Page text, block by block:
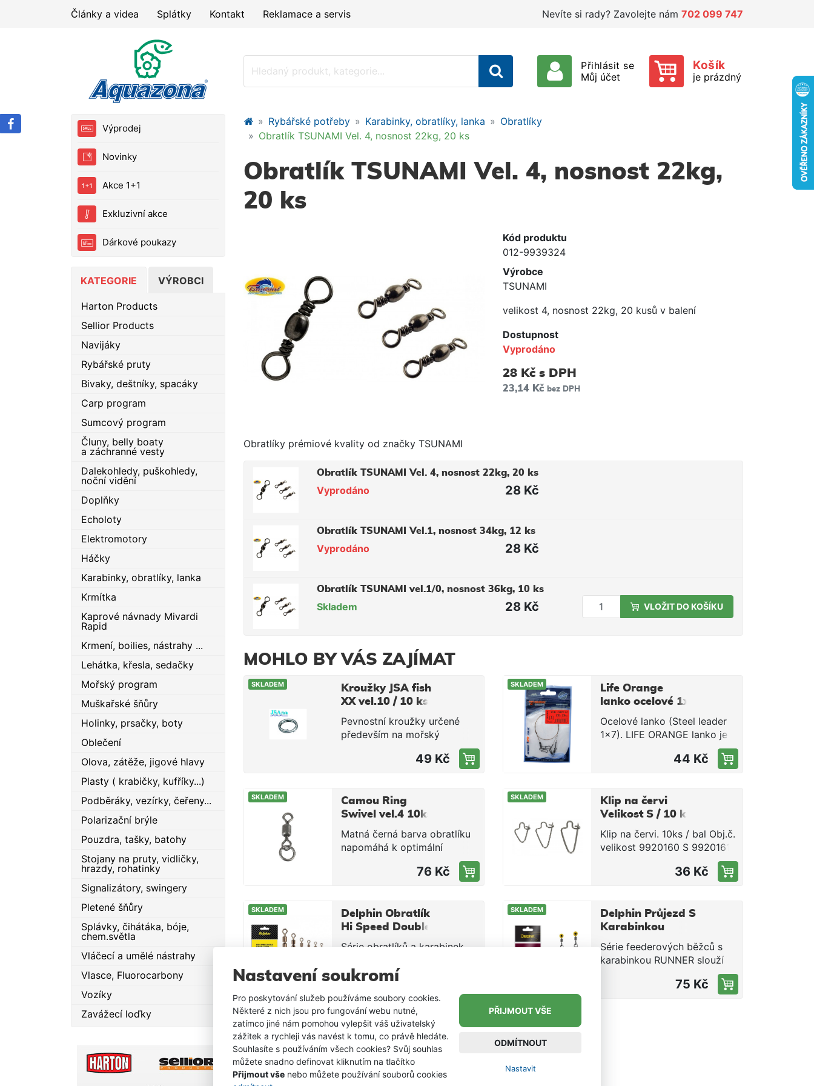
Nastavení soukromí
Pro poskytování služeb používáme soubory cookies.
Některé z nich jsou pro fungování webu nutné,
zatímco jiné nám pomohou vylepšit váš uživatelský
zážitek a rychleji vás navést k tomu, co právě hledáte.
Souhlasíte s používáním všech cookies? Svůj souhlas
můžete snadno definovat kliknutím na tlačítko
Přijmout vše nebo můžete používání souborů cookies
PŘIJMOUT VŠE
ODMÍTNOUT
Nastavit
Články a videa Splátky Kontakt Reklamace a servis Nevíte si rady? Zavolejte nám 702 099 747
Přihlásit se
Můj účet
Košík
je prázdný
Výprodej
Novinky
Akce 1+1
Exkluzivní akce
Dárkové poukazy
KATEGORIE VÝROBCI
Harton Products
Sellior Products
Navijáky
Rybářské pruty
Bivaky, deštníky, spacáky
Carp program
Sumcový program
Čluny, belly boaty
a záchranné vesty
Dalekohledy, puškohledy,
noční vidění
Doplňky
Echoloty
Elektromotory
Háčky
Karabinky, obratlíky, lanka
Krmítka
Kaprové návnady Mivardi
Rapid
Krmení, boilies, nástrahy ...
Lehátka, křesla, sedačky
Mořský program
Muškařské šňůry
Holinky, prsačky, boty
Oblečení
Olova, zátěže, jigové hlavy
Plasty ( krabičky, kufříky...)
Podběráky, vezírky, čeřeny...
Polarizační brýle
Pouzdra, tašky, batohy
Stojany na pruty, vidličky,
hrazdy, rohatinky
Signalizátory, swingery
Pletené šňůry
Splávky, čihátáka, bóje,
chem.světla
Vláčecí a umělé nástrahy
Vlasce, Fluorocarbony
Vozíky
Zavážecí loďky
Rybářské potřeby Karabinky, obratlíky, lanka
Obratlíky
Obratlík TSUNAMI Vel. 4, nosnost 22kg, 20 ks
Obratlík TSUNAMI Vel. 4, nosnost 22kg,
20 ks
Kód produktu
012-9939324
Výrobce
TSUNAMI
velikost 4, nosnost 22kg, 20 kusů v balení
Dostupnost
Vyprodáno
28 Kč s DPH
23,14 Kč bez DPH
Obratlíky prémiové kvality od značky TSUNAMI
Obratlík TSUNAMI Vel. 4, nosnost 22kg, 20 ks
Vyprodáno 28 Kč
Obratlík TSUNAMI Vel.1, nosnost 34kg, 12 ks
Vyprodáno 28 Kč
Obratlík TSUNAMI vel.1/0, nosnost 36kg, 10 ks
Skladem 28 Kč VLOŽIT DO KOŠÍKU
MOHLO BY VÁS ZAJÍMAT
SKLADEM
Kroužky JSA fish
XX vel.10 / 10 ks
balení
Pevnostní kroužky určené
především na mořský
naleznou i na našich vodách
Balení 10ks
49 Kč
SKLADEM
Life Orange
lanko ocelové 1x7
7kg, 15cm, 2ks
Ocelové lanko (Steel leader
1x7). LIFE ORANGE lanko je
vyrobeno spletením sedmi
ocelových vláken s
průměru a vysoké nosnosti.
Obratlík a karabinka nejvyšší
kvality LIFE ORANGE.
Nosnost 7kg Délka 15cm
Balení 2ks
44 Kč
SKLADEM
Camou Ring
Swivel vel.4 10ks
Matná černá barva obratlíku
napomáhá k optimální
kamufláži pro mělké a čisté
vody, brání odlesku na
pohybu a je vhodný pro
všechny moderní montáže.
vel. 4 10ks
76 Kč
SKLADEM
Klip na červi
Velikost S / 10 ks
balení
Klip na červi. 10ks / bal Obj.č.
velikost 9920160 S 9920161
36 Kč
SKLADEM
Delphin Obratlík
Hi Speed Double
Rolling Swivel A-
Série obratlíků a karabinek
příslušenství pro výrobu
SKLADEM
Delphin Průjezd S
Karabinkou
Runner vel. M 10
ks
Série feederových běžců s
karabinkou RUNNER slouží
jako příslušenství pro výrobu
koncových sestav, kterou
75 Kč